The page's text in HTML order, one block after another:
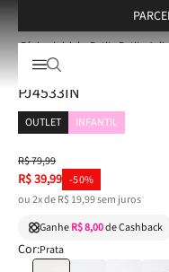
Petite Petite Jolie
Chinelo Infantil
PJ4533IN
OUTLET INFANTIL
R$79,99
R$39,99 -50%
ou2x deR$ 19,99sem juros
GanheR$ 8,00de Cashback
Cor:Prata